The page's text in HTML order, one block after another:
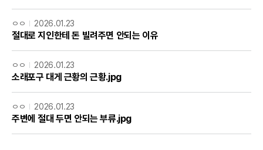
ㅇㅇ 2026.01.23
절대로 지인한테 돈 빌려주면 안되는 이유
ㅇㅇ 2026.01.23
소래포구 대게 근황의 근황.jpg
ㅇㅇ 2026.01.23
주변에 절대 두면 안되는 부류.jpg